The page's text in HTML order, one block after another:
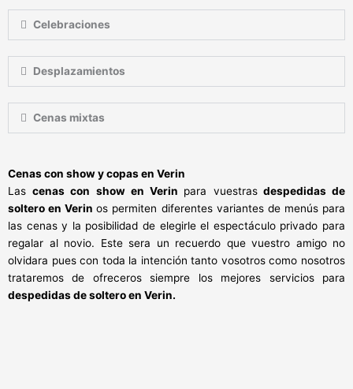
Celebraciones
Desplazamientos
Cenas mixtas
Cenas con show y copas en Verin
Lascenas con show en Verin para vuestrasdespedidas de
soltero en Verinos permiten diferentes variantes de menús para
las cenas y la posibilidad de elegirle el espectáculo privado para
regalar al novio. Este sera un recuerdo que vuestro amigo no
olvidara pues con toda la intención tanto vosotros como nosotros
trataremos de ofreceros siempre los mejores servicios para
despedidas de soltero en Verin.